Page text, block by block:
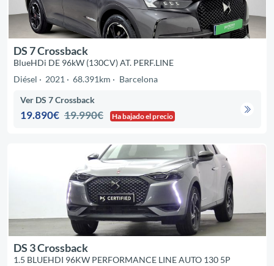
DS 7 Crossback
BlueHDi DE 96kW (130CV) AT. PERF.LINE
Diésel
2021 68.391km Barcelona
Ver DS 7 Crossback
19.890€ 19.990€ Ha bajado el precio
DS 3 Crossback
1.5 BLUEHDI 96KW PERFORMANCE LINE AUTO 130 5P